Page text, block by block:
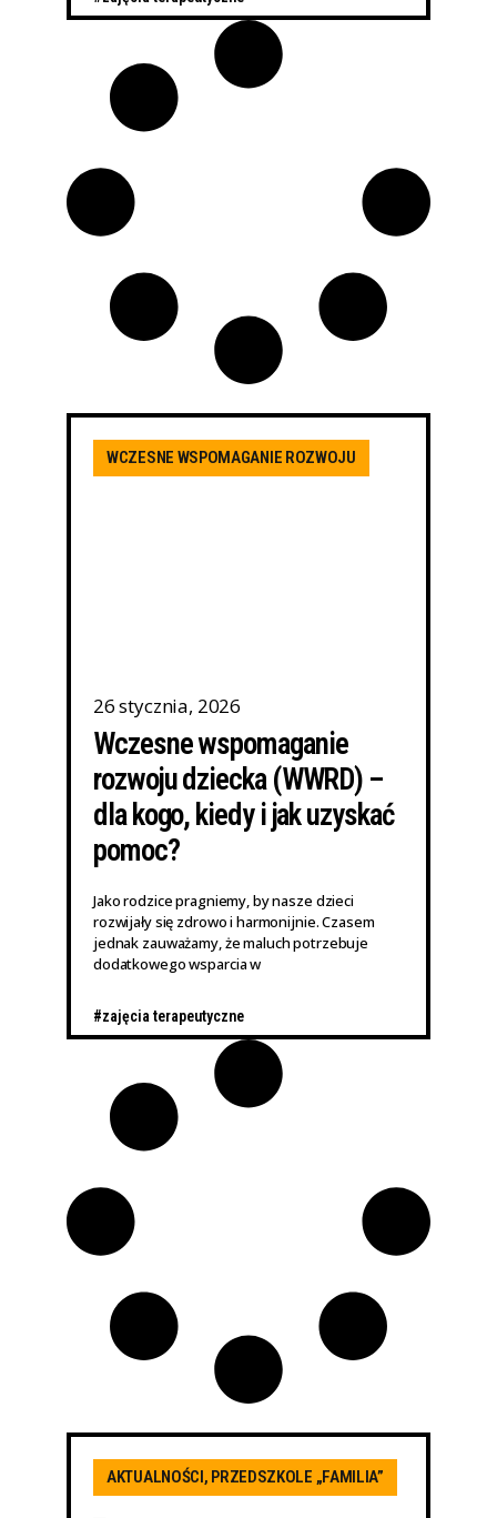
WCZESNE WSPOMAGANIE ROZWOJU
26 stycznia, 2026
Wczesne wspomaganie
rozwoju dziecka (WWRD) –
dla kogo, kiedy i jak uzyskać
pomoc?
Jako rodzice pragniemy, by nasze dzieci
rozwijały się zdrowo i harmonijnie. Czasem
jednak zauważamy, że maluch potrzebuje
dodatkowego wsparcia w
#zajęcia terapeutyczne
AKTUALNOŚCI , PRZEDSZKOLE „FAMILIA”